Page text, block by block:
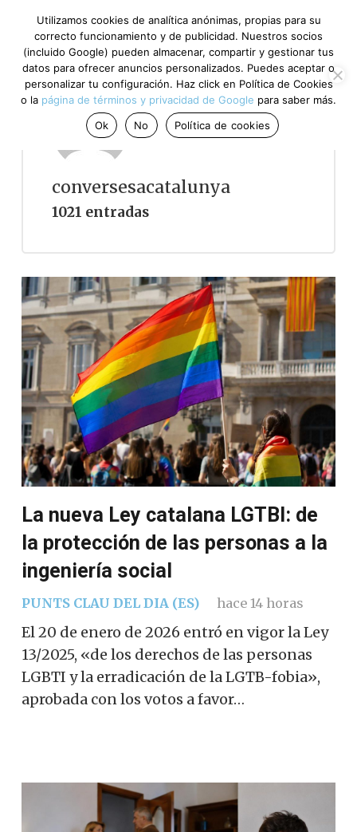
conversesacatalunya
1021 entradas
La nueva Ley catalana LGTBI: de
la protección de las personas a la
ingeniería social
PUNTS CLAU DEL DIA (ES) hace 14 horas
El 20 de enero de 2026 entró en vigor la Ley
13/2025, «de los derechos de las personas
LGBTI y la erradicación de la LGTB-fobia»,
aprobada con los votos a favor…
Utilizamos cookies de analítica anónimas, propias para su
correcto funcionamiento y de publicidad. Nuestros socios
(incluido Google) pueden almacenar, compartir y gestionar tus
datos para ofrecer anuncios personalizados. Puedes aceptar o
personalizar tu configuración. Haz click en Política de Cookies
o la página de términos y privacidad de Google para saber más.
Ok
No Política de cookies